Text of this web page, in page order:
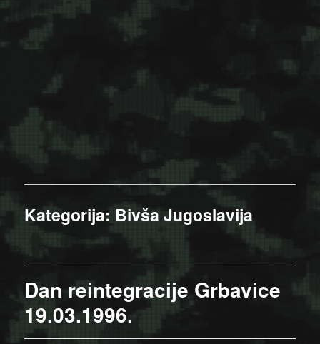
Kategorija: Bivša Jugoslavija
Dan reintegracije Grbavice
19.03.1996.